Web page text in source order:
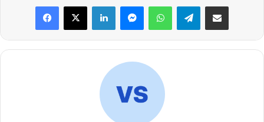
Facebook
X LinkedInMessengerWhatsAppTelegramShare via Email